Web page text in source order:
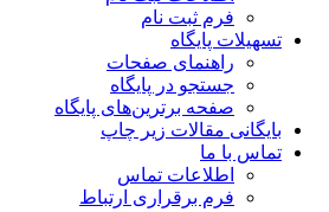
فرم ثبت نام
تسهیلات پایگاه
راهنمای صفحات
جستجو در پایگاه
صفحه برترین‌های پایگاه
بایگانی مقالات زیر چاپ
تماس با ما
اطلاعات تماس
فرم برقراری ارتباط